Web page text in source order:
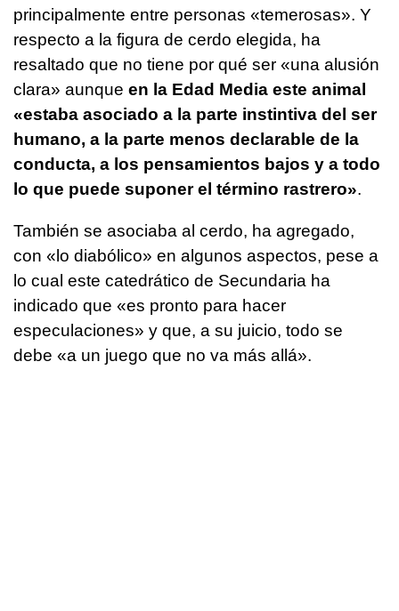
principalmente entre personas «temerosas». Y
respecto a la figura de cerdo elegida, ha
resaltado que no tiene por qué ser «una alusión
clara» aunque en la Edad Media este animal
«estaba asociado a la parte instintiva del ser
humano, a la parte menos declarable de la
conducta, a los pensamientos bajos y a todo
lo que puede suponer el término rastrero».
También se asociaba al cerdo, ha agregado,
con «lo diabólico» en algunos aspectos, pese a
lo cual este catedrático de Secundaria ha
indicado que «es pronto para hacer
especulaciones» y que, a su juicio, todo se
debe «a un juego que no va más allá».